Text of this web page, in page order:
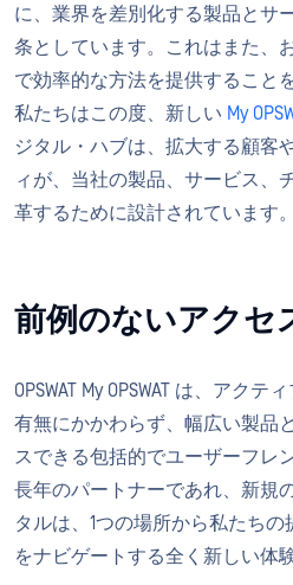
に、業界を差別化する製品とサ
条としています。これはまた、
で効率的な方法を提供すること
私たちはこの度、新しい My
ジタル・ハブは、拡大する顧客
ィが、当社の製品、サービス、
革するために設計されています。
前例のないアクセ
OPSWAT My OPSWAT は、アク
有無にかかわらず、幅広い製品
スできる包括的でユーザーフレ
長年のパートナーであれ、新規
タルは、1つの場所から私たち
をナビゲートする全く新しい体